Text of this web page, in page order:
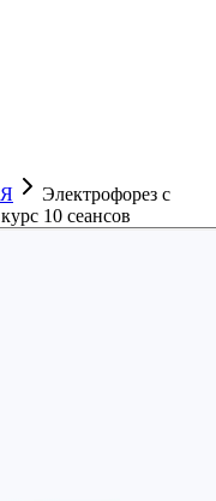
Электрофорез с
10 сеансов